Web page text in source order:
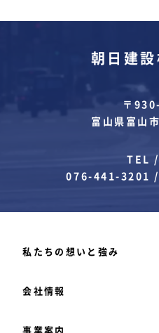
朝日建
〒
富山県富山
TEL
076-441-3201
私たちの想いと強み
会社情報
事業案内